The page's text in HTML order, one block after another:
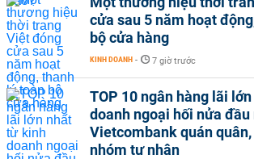
cửa sau 5 năm hoạt
bộ cửa hàng
KINH DOANH - 7 giờ trước
TOP 10 ngân hàng lãi
doanh ngoại hối nửa đầu
Vietcombank quán
nhóm tư nhân